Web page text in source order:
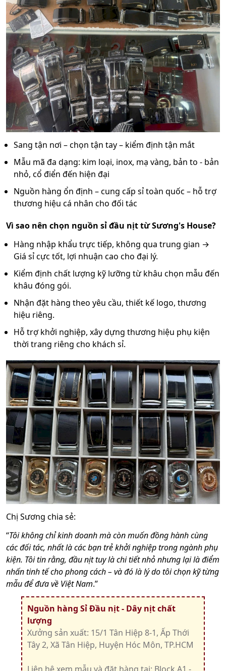
Sang tận nơi – chọn tận tay – kiểm định tận mắt
Mẫu mã đa dạng: kim loại, inox, mạ vàng, bản to - bản
nhỏ, cổ điển đến hiện đại
Nguồn hàng ổn định – cung cấp sỉ toàn quốc – hỗ trợ
thương hiệu cá nhân cho đối tác
Vì sao nên chọn nguồn sỉ đầu nịt từ Sương's House?
Hàng nhập khẩu trực tiếp, không qua trung gian →
Giá sỉ cực tốt, lợi nhuận cao cho đại lý.
Kiểm định chất lượng kỹ lưỡng từ khâu chọn mẫu đến
khâu đóng gói.
Nhận đặt hàng theo yêu cầu, thiết kế logo, thương
hiệu riêng.
Hỗ trợ khởi nghiệp, xây dựng thương hiệu phụ kiện
thời trang riêng cho khách sỉ.
Chị Sương chia sẻ:
“Tôi không chỉ kinh doanh mà còn muốn đồng hành cùng
các đối tác, nhất là các bạn trẻ khởi nghiệp trong ngành phụ
kiện. Tôi tin rằng, đầu nịt tuy là chi tiết nhỏ nhưng lại là điểm
nhấn tinh tế cho phong cách – và đó là lý do tôi chọn kỹ từng
mẫu để đưa về Việt Nam.”
Nguồn hàng Sỉ Đầu nịt - Dây nịt chất
lượng
Xưởng sản xuất: 15/1 Tân Hiệp 8-1, Ấp Thới
Tây 2, Xã Tân Hiệp, Huyện Hóc Môn, TP.HCM